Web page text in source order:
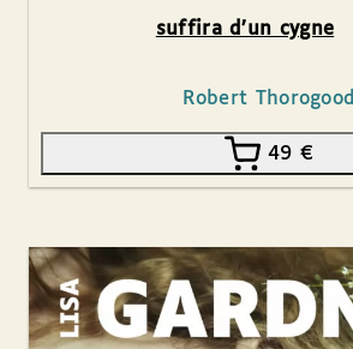
suffira d’un cygne
Robert Thorogood
49 €